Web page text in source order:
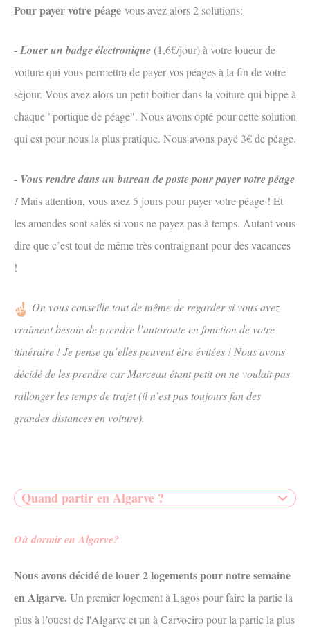
Pour payer votre péage vous avez alors 2 solutions:
-Louer un badge électronique (1,6€/jour) à votre loueur de
voiture qui vous permettra de payer vos péages à la fin de votre
séjour. Vous avez alors un petit boitier dans la voiture qui bippe à
chaque "portique de péage". Nous avons opté pour cette solution
qui est pour nous la plus pratique. Nous avons payé 3€ de péage.
- Vous rendre dans un bureau de poste pour payer votre péage
!Mais attention, vous avez 5 jours pour payer votre péage ! Et
les amendes sont salés si vous ne payez pas à temps. Autant vous
dire que c’est tout de même très contraignant pour des vacances
!
On vous conseille tout de même de regarder si vous avez
vraiment besoin de prendre l’autoroute en fonction de votre
itinéraire ! Je pense qu’elles peuvent être évitées ! Nous avons
décidé de les prendre car Marceau étant petit on ne voulait pas
rallonger les temps de trajet (il n’est pas toujours fan des
grandes distances en voiture).
Quand partir en Algarve ?
Où dormir en Algarve?
Nous avons décidé de louer 2 logements pour notre semaine
en Algarve.Un premier logement à Lagos pour faire la partie la
plus à l’ouest de l'Algarve et un à Carvoeiro pour la partie la plus